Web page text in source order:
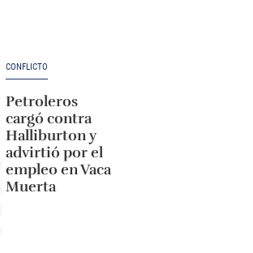
CONFLICTO
Petroleros
cargó contra
Halliburton y
advirtió por el
empleo en Vaca
Muerta